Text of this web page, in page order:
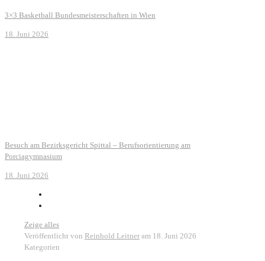
3×3 Basketball Bundesmeisterschaften in Wien
18. Juni 2026
Besuch am Bezirksgericht Spittal – Berufsorientierung am
Porciagymnasium
18. Juni 2026
Zeige alles
Veröffentlicht von Reinhold Leitner am 18. Juni 2026
Kategorien